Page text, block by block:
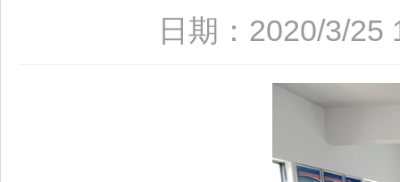
日期：2020/3/